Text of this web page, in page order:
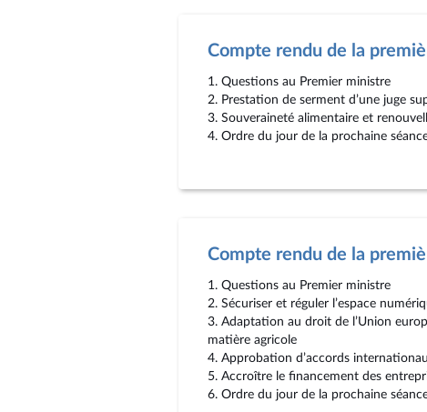
Compte rendu de la
1. Questions au Premier ministre
2. Prestation de serment d’une juge
3. Souveraineté alimentaire et
4. Ordre du jour de la prochaine
Compte rendu de la
1. Questions au Premier ministre
2. Sécuriser et réguler l’espace
3. Adaptation au droit de l’Union
matière agricole
4. Approbation d’accords
5. Accroître le financement des
6. Ordre du jour de la prochaine